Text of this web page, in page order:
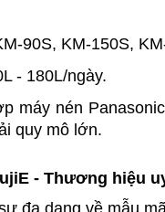
90S, KM-150S,
- 180L/ngày.
máy nén
quy mô lớn.
- Thương hiệu
đa dạng về mẫu